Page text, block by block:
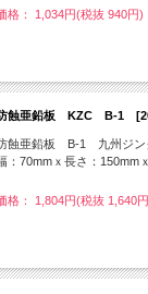
格： 1,034円(税抜 940円)
蝕亜鉛板 KZC B-1
蝕亜鉛板 B-1 九州ジン
：70mmｘ長さ：150mm
格： 1,804円(税抜 1,640